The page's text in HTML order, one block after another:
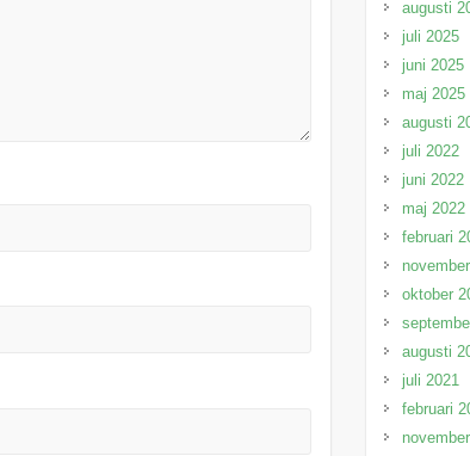
augusti
juli 2025
juni 2025
maj 2025
augusti
juli 2022
juni 2022
maj 2022
februari
oktober
augusti
juli 2021
februari